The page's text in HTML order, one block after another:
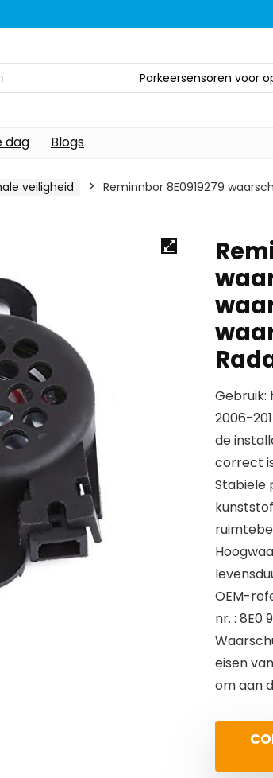
Parkeersensoren voor
dag Blogs
veiligheid
Reminnbor 8E0919279
Gebruik:
2006-
de
correct
Stabiele
OEM-
nr. : 8E0
eisen
om aan